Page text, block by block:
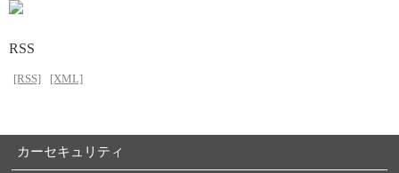
RSS
[RSS] [XML]
カーセキュリティ